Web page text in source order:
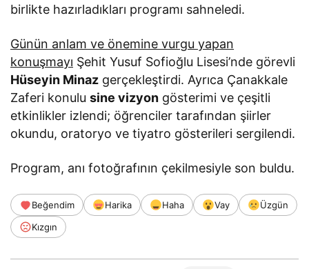
birlikte hazırladıkları programı sahneledi.
Günün anlam ve önemine vurgu yapan
konuşmayı Şehit Yusuf Sofioğlu Lisesi’nde görevli
Hüseyin Minaz gerçekleştirdi. Ayrıca Çanakkale
Zaferi konulusine vizyon gösterimi ve çeşitli
etkinlikler izlendi; öğrenciler tarafından şiirler
okundu, oratoryo ve tiyatro gösterileri sergilendi.
Program, anı fotoğrafının çekilmesiyle son buldu.
Beğendim Harika Haha Vay
Üzgün
Kızgın